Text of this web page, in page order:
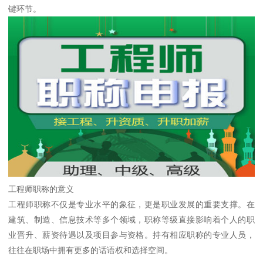
键环节。
工程师职称的意义
工程师职称不仅是专业水平的象征，更是职业发展的重要支撑。在
建筑、制造、信息技术等多个领域，职称等级直接影响着个人的职
业晋升、薪资待遇以及项目参与资格。持有相应职称的专业人员，
往往在职场中拥有更多的话语权和选择空间。